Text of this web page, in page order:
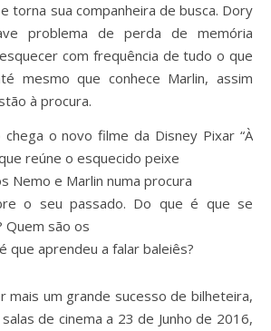
torna sua companheira de busca. Dory
problema de perda de memória
com frequência de tudo o que
mesmo que conhece Marlin, assim
à procura.
o novo filme da Disney Pixar “À
reúne o esquecido peixe
Nemo e Marlin numa procura
o seu passado. Do que é que se
Quem são os
que aprendeu a falar baleiês?
mais um grande sucesso de bilheteira,
de cinema a 23 de Junho de 2016,